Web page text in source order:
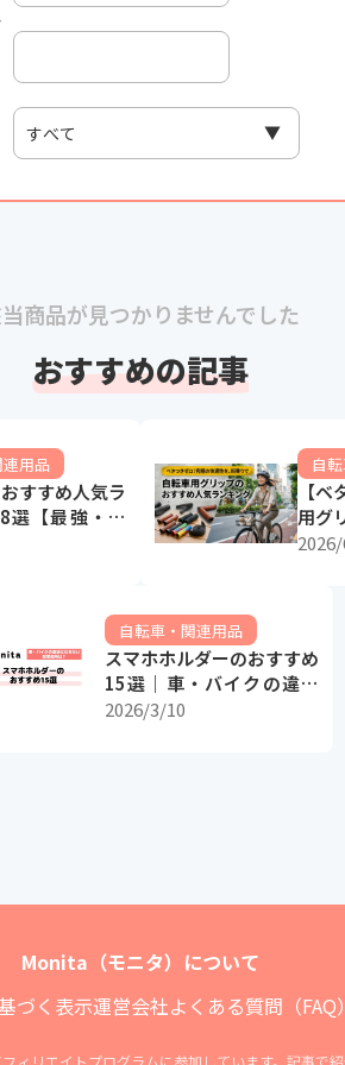
商品が見つかりませんでした
おすすめの記事
用品
すすめ人気ラ
選【最強・自
剤も】
自
【
用グ
自転車・関連用品
スマホホルダーのおすすめ
15選｜車・バイクの違法
にならない設置場所は？
2026/3/10
Monita（モニタ）について
づく表示運営会社よくある質問（FAQ）